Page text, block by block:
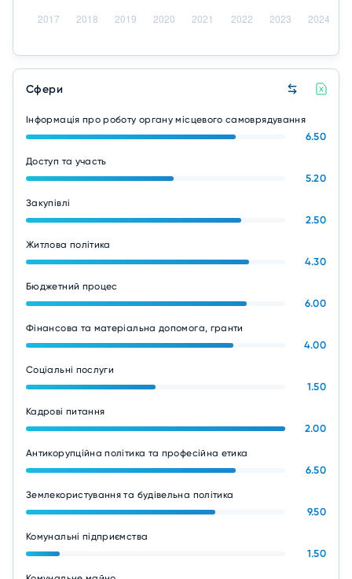
Сфери
Інформація про роботу органу місцевого самоврядування
6.50
Доступ та участь
5.20
Закупівлі
2.50
Житлова політика
4.30
Бюджетний процес
6.00
Фінансова та матеріальна допомога, гранти
4.00
Соціальні послуги
1.50
Кадрові питання
2.00
Антикорупційна політика та професійна етика
6.50
Землекористування та будівельна політика
9.50
Комунальні підприємства
1.50